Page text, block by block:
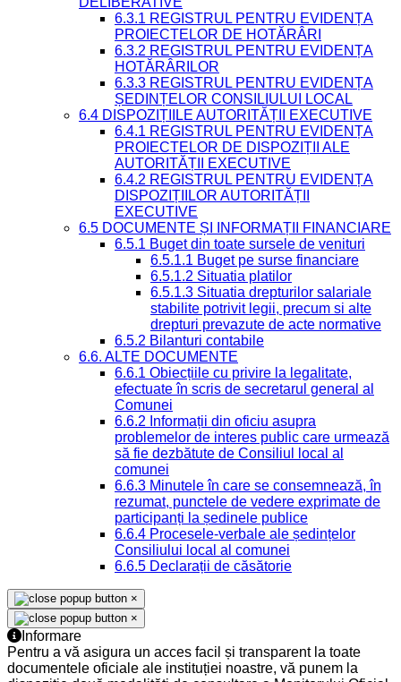
6.3.1 REGISTRUL PENTRU EVIDENȚA
PROIECTELOR DE HOTĂRÂRI
6.3.2 REGISTRUL PENTRU EVIDENȚA
HOTĂRÂRILOR
6.3.3 REGISTRUL PENTRU EVIDENȚA
ȘEDINȚELOR CONSILIULUI LOCAL
6.4 DISPOZIȚIILE AUTORITĂȚII EXECUTIVE
6.4.1 REGISTRUL PENTRU EVIDENȚA
PROIECTELOR DE DISPOZIȚII ALE
AUTORITĂȚII EXECUTIVE
6.4.2 REGISTRUL PENTRU EVIDENȚA
DISPOZIȚIILOR AUTORITĂȚII
EXECUTIVE
6.5 DOCUMENTE ȘI INFORMAȚII FINANCIARE
6.5.1 Buget din toate sursele de venituri
6.5.1.1 Buget pe surse financiare
6.5.1.2 Situatia platilor
6.5.1.3 Situatia drepturilor salariale
stabilite potrivit legii, precum si alte
drepturi prevazute de acte normative
6.5.2 Bilanturi contabile
6.6. ALTE DOCUMENTE
6.6.1 Obiecțiile cu privire la legalitate,
efectuate în scris de secretarul general al
Comunei
6.6.2 Informații din oficiu asupra
problemelor de interes public care urmează
să fie dezbătute de Consiliul local al
comunei
6.6.3 Minutele în care se consemnează, în
rezumat, punctele de vedere exprimate de
participanți la ședinele publice
6.6.4 Procesele-verbale ale ședințelor
Consiliului local al comunei
6.6.5 Declarații de căsătorie
×
×
Informare
Pentru a vă asigura un acces facil și transparent la toate
documentele oficiale ale instituției noastre, vă punem la